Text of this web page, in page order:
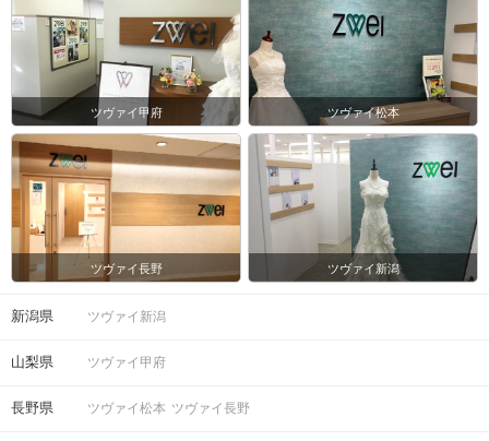
ツヴァイ甲府 ツヴァイ松本
ツヴァイ長野 ツヴァイ新潟
新潟県 ツヴァイ新潟
山梨県 ツヴァイ甲府
長野県 ツヴァイ松本 ツヴァイ長野